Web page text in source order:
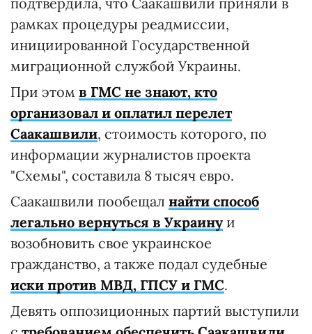
рамках процедуры реадмиссии,
инициированной Государственной
миграционной службой Украины.
При этом в ГМС не знают, кто
организовал и оплатил перелет
Саакашвили, стоимость которого, по
информации журналистов проекта
"Схемы", составила 8 тысяч евро.
Саакашвили пообещал найти способ
легально вернуться в Украину и
возобновить свое украинское
гражданство, а также подал судебные
иски против МВД, ГПСУ и ГМС.
Девять оппозиционных партий выступили